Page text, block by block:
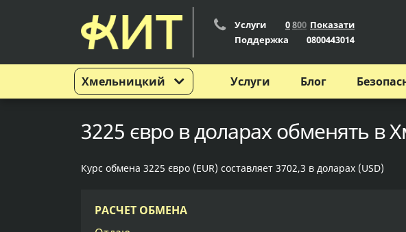
Хмельницкий
Услуги 0800 Показати
Поддержка
0800443014
Услуги Блог
3225 євро в доларах обменять в
Курс обмена 3225 євро (EUR) составляет 3702,3 в доларах (USD)
РАСЧЕТ ОБМЕНА